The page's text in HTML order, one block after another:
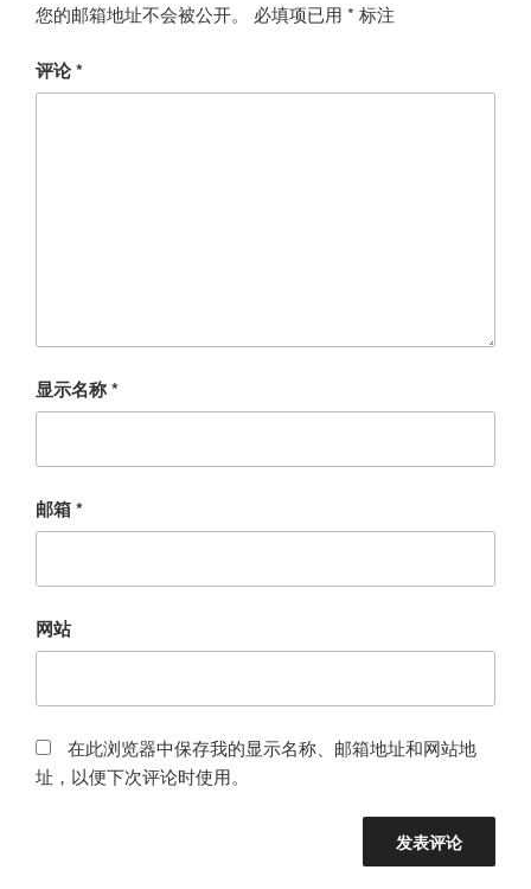
您的邮箱地址不会被公开。 必填项已用 * 标注
评论*
显示名称*
邮箱*
网站
在此浏览器中保存我的显示名称、邮箱地址和网站地
址，以便下次评论时使用。